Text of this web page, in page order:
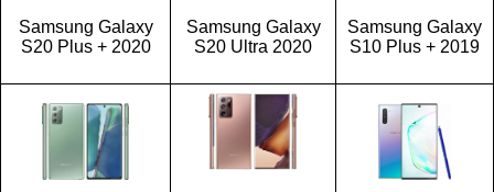
Samsung Galaxy
S20 Plus + 2020
Samsung Galaxy
S20 Ultra 2020
Samsung Galaxy
S10 Plus + 2019